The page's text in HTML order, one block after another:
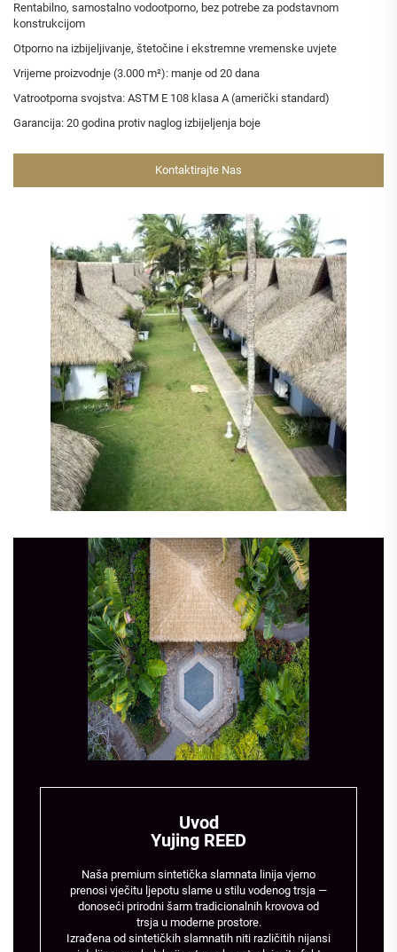
Rentabilno, samostalno vodootporno, bez potrebe za podstavnom
konstrukcijom
Otporno na izbijeljivanje, štetočine i ekstremne vremenske uvjete
Vrijeme proizvodnje (3.000 m²): manje od 20 dana
Vatrootporna svojstva: ASTM E 108 klasa A (američki standard)
Garancija: 20 godina protiv naglog izbijeljenja boje
Kontaktirajte Nas
Uvod
Yujing REED
Naša premium sintetička slamnata linija vjerno
prenosi vječitu ljepotu slame u stilu vodenog trsja —
donoseći prirodni šarm tradicionalnih krovova od
trsja u moderne prostore.
Izrađena od sintetičkih slamnatih niti različitih nijansi